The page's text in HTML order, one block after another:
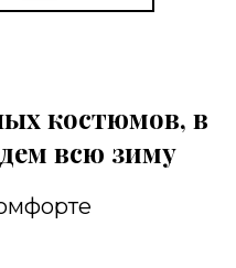
костюмов, в
всю зиму